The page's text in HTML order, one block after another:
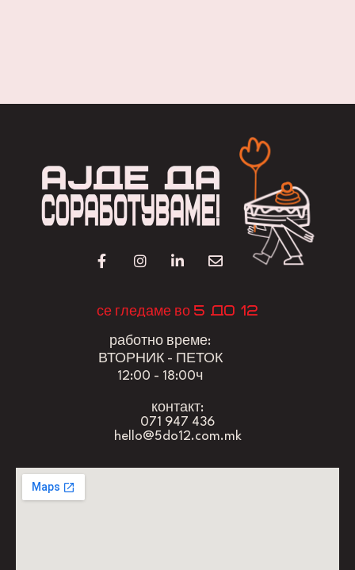
се гледаме во 5 до 12
работно време:
ВТОРНИК - ПЕТОК
12:00 - 18:00ч
контакт:
071 947 436
hello@5do12.com.mk